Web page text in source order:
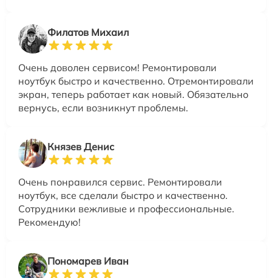
Филатов Михаил
Очень доволен сервисом! Ремонтировали
ноутбук быстро и качественно. Отремонтировали
экран, теперь работает как новый. Обязательно
вернусь, если возникнут проблемы.
Князев Денис
Очень понравился сервис. Ремонтировали
ноутбук, все сделали быстро и качественно.
Сотрудники вежливые и профессиональные.
Рекомендую!
Пономарев Иван